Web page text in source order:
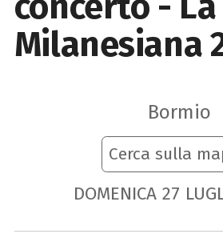
Milanesiana
Bormio
Cerca sulla
DOMENICA 27